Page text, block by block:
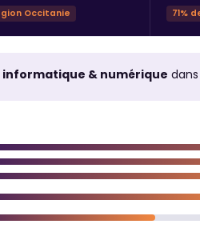
Occitanie 71%
informatique & numérique